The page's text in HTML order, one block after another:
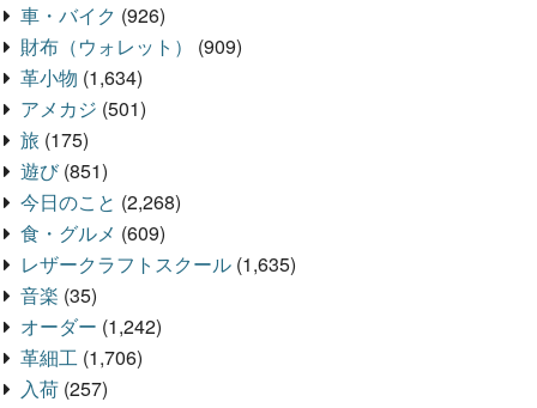
車・バイク (926)
財布（ウォレット）
(909)
革小物 (1,634)
アメカジ (501)
旅 (175)
遊び(851)
今日のこと (2,268)
食・グルメ (609)
レザークラフトスクール (1,635)
音楽 (35)
オーダー (1,242)
革細工 (1,706)
入荷 (257)